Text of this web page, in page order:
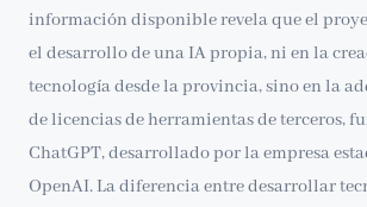
información disponible revela que el
el desarrollo de una IA propia, ni en la
tecnología desde la provincia, sino en la
de licencias de herramientas de terceros,
ChatGPT, desarrollado por la empresa
OpenAI. La diferencia entre desarrollar